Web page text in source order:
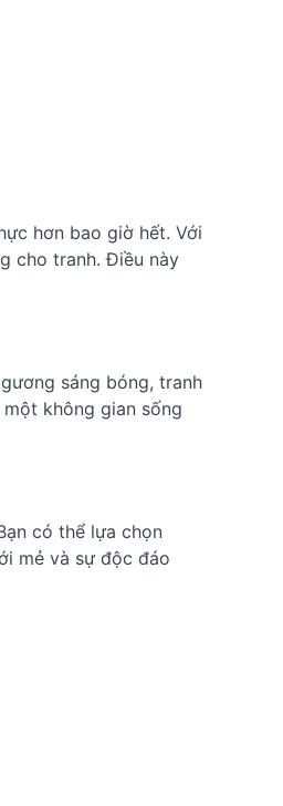
hơn bao giờ hết. Với
cho tranh. Điều này
sáng bóng, tranh
không gian sống
có thể lựa chọn
mẻ và sự độc đáo